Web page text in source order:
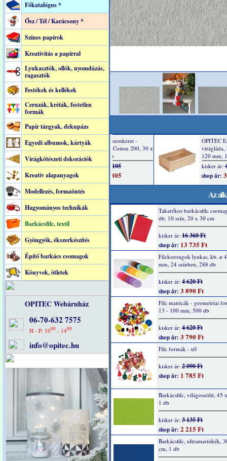
Főkatalógus *
Ősz / Tél / Karácsony *
Színes papírok
Kreatívitás a papírral
Lyukasztók, ollók, nyomdázás,
ragasztók
Festékek és kellékek
Ceruzák, kréták, festetlen
formák
Papír tárgyak, dekupázs
Egyedi albumok, kártyák
Virágkötészeti dekorációk
Kreatív alapanyagok
Modellezés, formaöntés
Hagyományos technikák
Barkácsfilc, textil
Gyöngyök, ékszerkészítés
Építő barkács csomagok
Könyvek, ötletek
OPITEC Webáruház
06-70-632 7575
H - P: 1000- 1400
info@opitec.hu
Az
Takarékos barkácsfilc
db, 10 szín, 20 x 30 cm
kisker ár: 16 360 Ft
shop ár: 13 735 Ft
Filckorongok lyukas, kb. ø
mm, 24 színben, 288 db
kisker ár: 4 620 Ft
shop ár: 3 890 Ft
Filc matricák - geometriai
13 - 100 mm, 500 db
kisker ár: 4 620 Ft
shop ár: 3 790 Ft
Filc formák - tél
kisker ár: 2 090 Ft
shop ár: 1 785 Ft
Barkácsfilc, világoszöld, 45
1 db
kisker ár: 3 135 Ft
shop ár: 2 215 Ft
Barkácsfilc, ultramarinkék,
cm, 1 db